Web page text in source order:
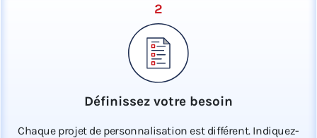
2
Définissez votre besoin
Chaque projet de personnalisation est différent. Indiquez-